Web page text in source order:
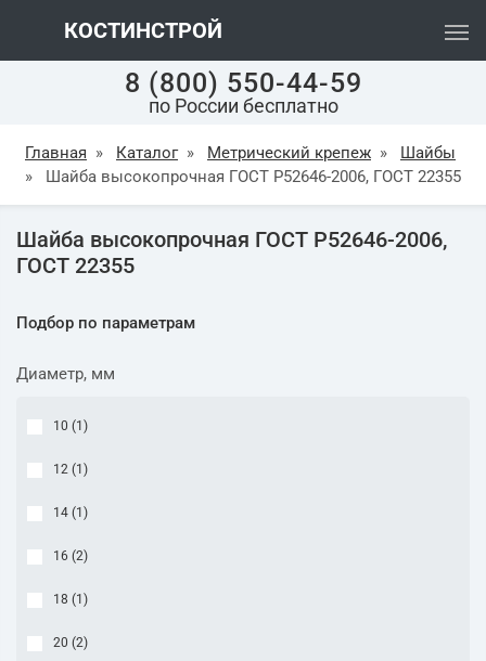
КОСТИНСТРОЙ
8 (800) 550-44-59
по России бесплатно
Главная » Каталог » Метрический крепеж »
Шайбы
»
Шайба высокопрочная ГОСТ Р52646-2006, ГОСТ 22355
Шайба высокопрочная ГОСТ Р52646-2006,
ГОСТ 22355
Подбор по параметрам
Диаметр, мм
10 (1 )
12 (1 )
14 (1 )
16 (2)
18 (1 )
20 (2)